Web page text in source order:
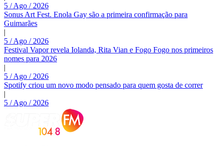
5 / Ago / 2026
Sonus Art Fest. Enola Gay são a primeira confirmação para
Guimarães
|
5 / Ago / 2026
Festival Vapor revela Iolanda, Rita Vian e Fogo Fogo nos primeiros
nomes para 2026
|
5 / Ago / 2026
Spotify criou um novo modo pensado para quem gosta de correr
|
5 / Ago / 2026